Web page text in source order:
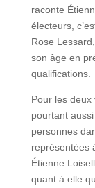
raconte
électeurs,
Rose
son âge en
qualifications.
Pour les
pourtant
personnes
représentées
Étienne
quant à elle